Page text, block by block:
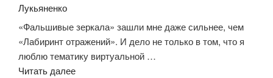
Лукьяненко
«Фальшивые зеркала» зашли мне даже сильнее, чем
«Лабиринт отражений». И дело не только в том, что я
люблю тематику виртуальной …
Читать далее«Отзыв